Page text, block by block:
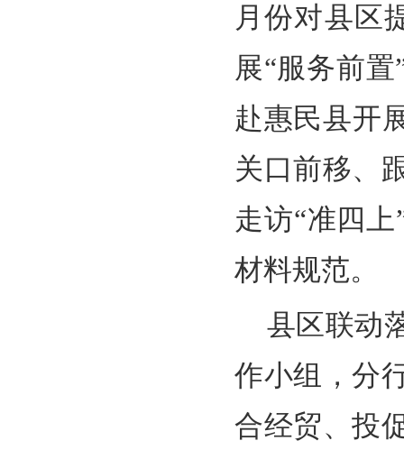
月份对县区
展“服务前
赴惠民县开
关口前移、
走访“准四
材料规范。
县区联动
作小组，分
合经贸、投